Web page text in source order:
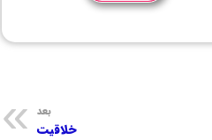
بعد
خلاقیت